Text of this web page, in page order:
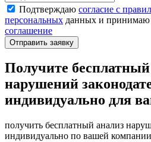
Подтверждаю согласие с
персональных данных и принимаю
соглашение
Отправить заявку
Получите
нарушений
индивидуально для
получить бесплатный анализ
индивидуально по вашей компании